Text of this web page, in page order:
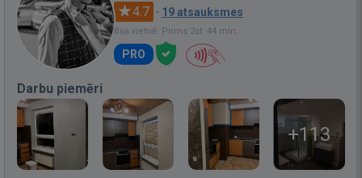
4.7 · 19 atsauksmes
Bija vietnē: Pirms 2st. 44 min.
PRO
Darbu piemēri
+113